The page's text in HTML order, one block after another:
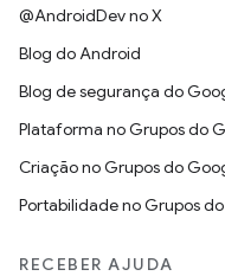
@AndroidDev no X
Blog do Android
Blog de segurança do
Plataforma no Grupos do
Criação no Grupos do
Portabilidade no Grupos
RECEBER AJUDA